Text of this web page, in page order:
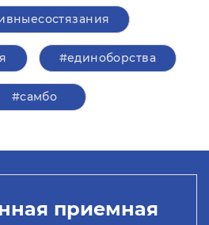
#единоборства
#самбо
приемная